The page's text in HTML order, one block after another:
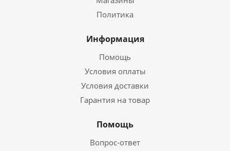
Политика
Информация
Помощь
Условия оплаты
Условия доставки
Гарантия на товар
Помощь
Вопрос-ответ